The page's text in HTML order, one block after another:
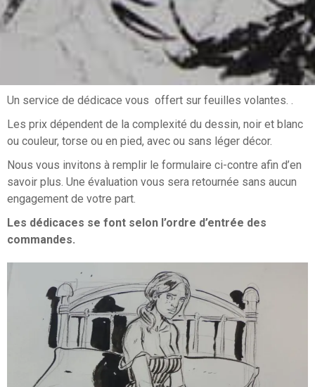
Un service de dédicace vous offert sur feuilles volantes. .
Les prix dépendent de la complexité du dessin, noir et blanc
ou couleur, torse ou en pied, avec ou sans léger décor.
Nous vous invitons à remplir le formulaire ci-contre afin d’en
savoir plus. Une évaluation vous sera retournée sans aucun
engagement de votre part.
Les dédicaces se font selon l’ordre d’entrée des
commandes.